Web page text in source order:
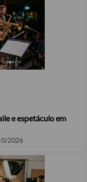
e espetáculo em
2026